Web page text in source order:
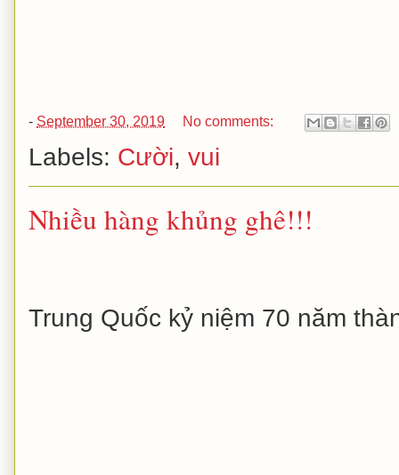
- September 30, 2019 No comments:
Labels: Cười, vui
Nhiều hàng khủng ghê!!!
Trung Quốc kỷ niệm 70 năm